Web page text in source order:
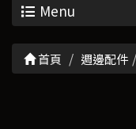
Menu
首頁 週邊配件